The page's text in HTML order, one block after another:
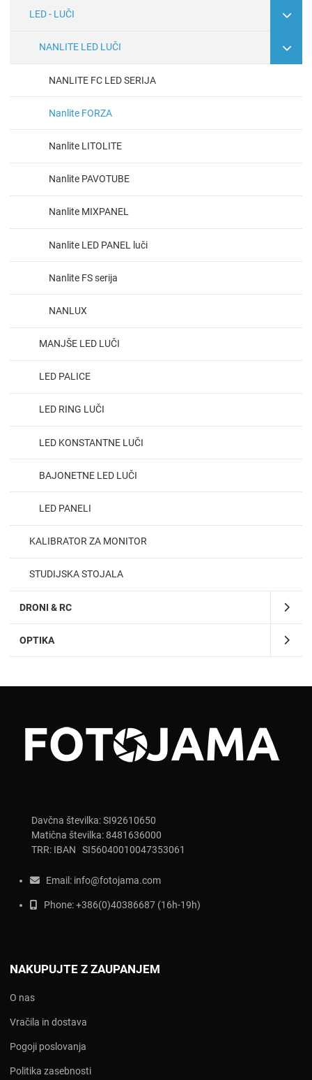
LED - LUČI
NANLITE LED LUČI
NANLITE FC LED SERIJA
Nanlite FORZA
Nanlite LITOLITE
Nanlite PAVOTUBE
Nanlite MIXPANEL
Nanlite LED PANEL luči
Nanlite FS serija
NANLUX
MANJŠE LED LUČI
LED PALICE
LED RING LUČI
LED KONSTANTNE LUČI
BAJONETNE LED LUČI
LED PANELI
KALIBRATOR ZA MONITOR
STUDIJSKA STOJALA
DRONI & RC
OPTIKA
Davčna številka: SI92610650
Matična številka: 8481636000
TRR: IBAN SI56040010047353061
Email: info@fotojama.com
Phone:+386(0)40386687 (16h-19h)
NAKUPUJTE Z ZAUPANJEM
O nas
Vračila in dostava
Pogoji poslovanja
Politika zasebnosti